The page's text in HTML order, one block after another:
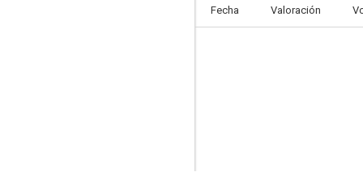
Fecha Valoración